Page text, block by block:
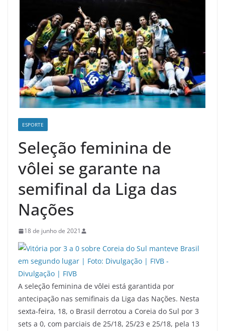
ESPORTE
Seleção feminina de
vôlei se garante na
semifinal da Liga das
Nações
18 de junho de 2021
A seleção feminina de vôlei está garantida por
antecipação nas semifinais da Liga das Nações. Nesta
sexta-feira, 18, o Brasil derrotou a Coreia do Sul por 3
sets a 0, com parciais de 25/18, 25/23 e 25/18, pela 13